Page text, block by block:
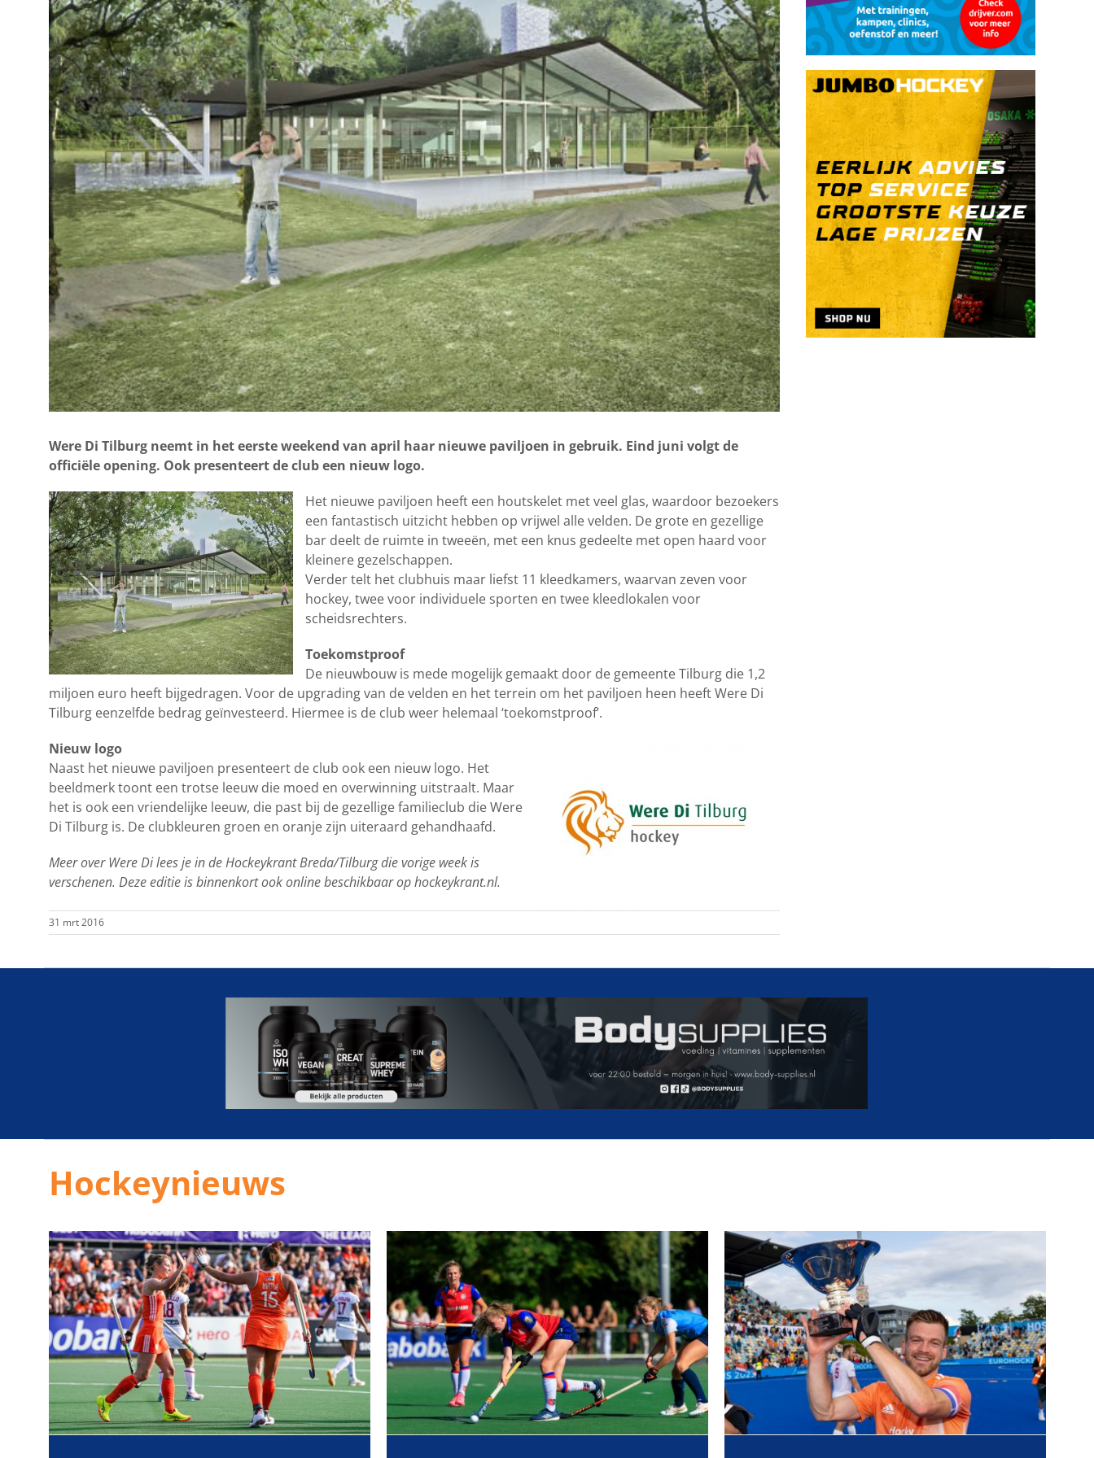
Were Di Tilburg neemt in het eerste weekend van april haar nieuwe paviljoen in gebruik. Eind juni volgt de
officiële opening. Ook presenteert de club een nieuw logo.
Het nieuwe paviljoen heeft een houtskelet met veel glas, waardoor bezoekers
een fantastisch uitzicht hebben op vrijwel alle velden. De grote en gezellige
bar deelt de ruimte in tweeën, met een knus gedeelte met open haard voor
kleinere gezelschappen.
Verder telt het clubhuis maar liefst 11 kleedkamers, waarvan zeven voor
hockey, twee voor individuele sporten en twee kleedlokalen voor
scheidsrechters.
Toekomstproof
De nieuwbouw is mede mogelijk gemaakt door de gemeente Tilburg die 1,2
miljoen euro heeft bijgedragen. Voor de upgrading van de velden en het terrein om het paviljoen heen heeft Were Di
Tilburg eenzelfde bedrag geïnvesteerd. Hiermee is de club weer helemaal ‘toekomstproof’.
Nieuw logo
Naast het nieuwe paviljoen presenteert de club ook een nieuw logo. Het
beeldmerk toont een trotse leeuw die moed en overwinning uitstraalt. Maar
het is ook een vriendelijke leeuw, die past bij de gezellige familieclub die Were
Di Tilburg is. De clubkleuren groen en oranje zijn uiteraard gehandhaafd.
Meer over Were Di lees je in de Hockeykrant Breda/Tilburg die vorige week is
verschenen. Deze editie is binnenkort ook online beschikbaar op hockeykrant.nl.
31 mrt 2016
Hockeynieuws